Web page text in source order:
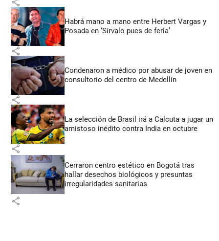
Habrá mano a mano entre Herbert Vargas y
Posada en ‘Sírvalo pues de feria’
share
Condenaron a médico por abusar de joven en
consultorio del centro de Medellín
share
La selección de Brasil irá a Calcuta a jugar un
amistoso inédito contra India en octubre
share
Cerraron centro estético en Bogotá tras
hallar desechos biológicos y presuntas
irregularidades sanitarias
share